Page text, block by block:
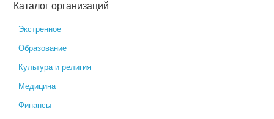
Каталог организаций
Экстренное
Образование
Культура и религия
Медицина
Финансы